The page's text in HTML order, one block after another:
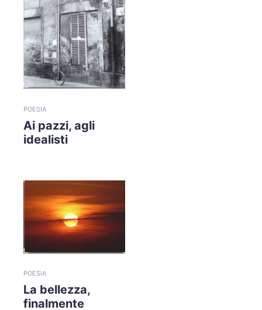
POESIA
Ai pazzi, agli
idealisti
POESIA
La bellezza,
finalmente